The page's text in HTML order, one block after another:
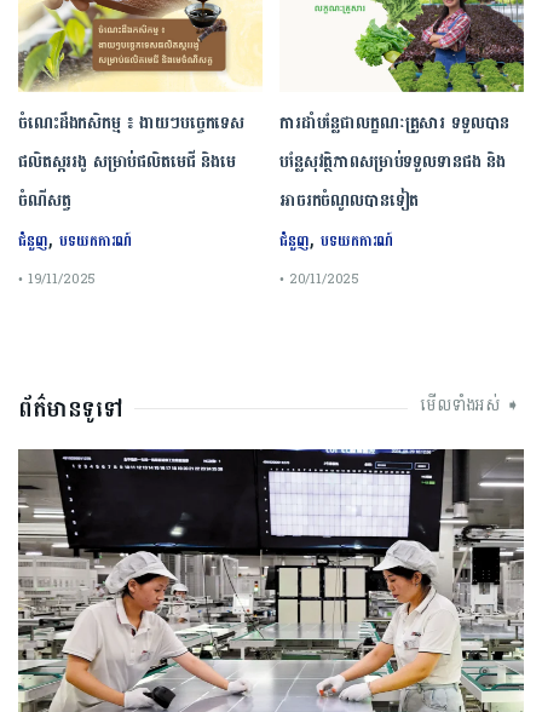
ការដាំបន្លែជាលក្ខណៈគ្រួសារ ទទួលបាន
បន្លែសុវត្ថិភាពសម្រាប់ទទួលទានផង និង
អាចរកចំណូលបានទៀត
ជំនួញ,បទយកការណ៍
• 20/11/2025
ចំណេះដឹងកសិកម្ម ៖ ងាយៗបច្ចេកទេស
ផលិតស្កររងូ សម្រាប់ផលិតមេជី និងមេ
ចំណីសត្វ
ជំនួញ,បទយកការណ៍
• 19/11/2025
ព័ត៌មានទូទៅ មើលទាំងអស់ ➧